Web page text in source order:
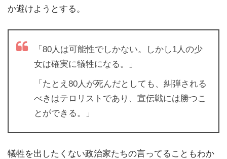
か避けようとする。
「80人は可能性でしかない。しかし1人の少
女は確実に犠牲になる。」
「たとえ80人が死んだとしても、糾弾される
べきはテロリストであり、宣伝戦には勝つこ
とができる。」
犠牲を出したくない政治家たちの言ってることもわか